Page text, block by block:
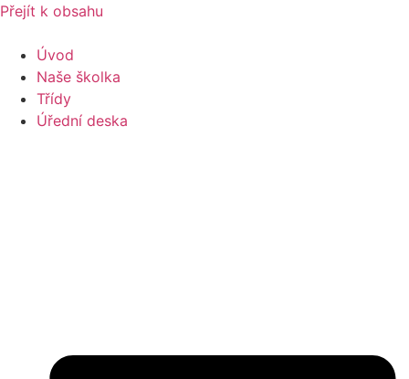
Přejít k obsahu
Úvod
Naše školka
Třídy
Úřední deska